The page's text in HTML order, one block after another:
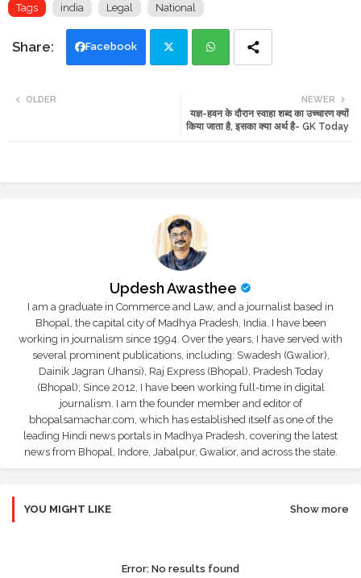
Tags india Legal National
Facebook
ats
NEWER
यज्ञ-हवन के दौरान स्वाहा शब्द का उच्चारण क्यों
किया जाता है, इसका क्या अर्थ है- GK Today
OLDER
Updesh Awasthee
I am a graduate in Commerce and Law, and a journalist based in
Bhopal, the capital city of Madhya Pradesh, India. I have been
working in journalism since 1994. Over the years, I have served with
several prominent publications, including: Swadesh (Gwalior),
Dainik Jagran (Jhansi), Raj Express (Bhopal), Pradesh Today
(Bhopal); Since 2012, I have been working full-time in digital
journalism. I am the founder member and editor of
bhopalsamachar.com, which has established itself as one of the
leading Hindi news portals in Madhya Pradesh, covering the latest
news from Bhopal, Indore, Jabalpur, Gwalior, and across the state.
YOU MIGHT LIKE Show more
Error: No results found